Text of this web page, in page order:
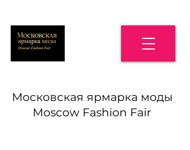
Московская ярмарка моды
Moscow Fashion Fair